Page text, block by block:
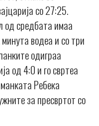
со 27:25.
од средбата имаа
водеа и со три
одиграа
од 4:0 и го свртеа
Ребека
за пресвртот со